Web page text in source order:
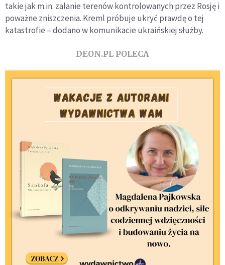
takie jak m.in. zalanie terenów kontrolowanych przez Rosję i
poważne zniszczenia. Kreml próbuje ukryć prawdę o tej
katastrofie – dodano w komunikacie ukraińskiej służby.
DEON.PL POLECA